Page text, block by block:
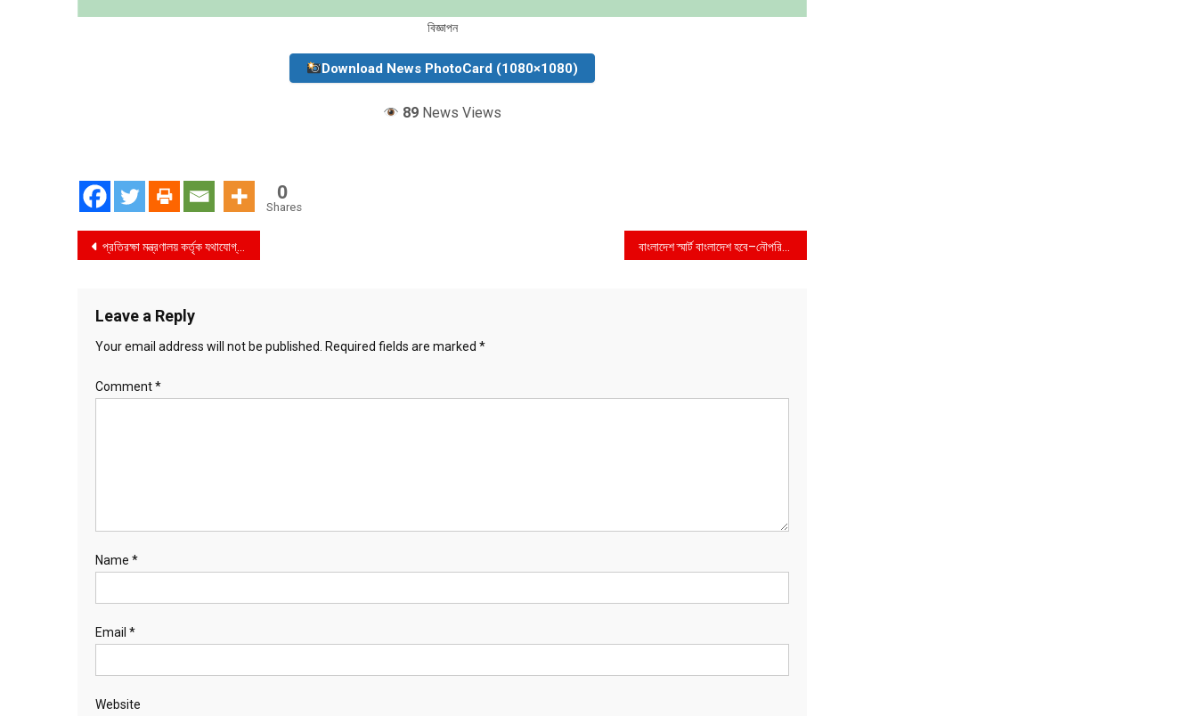
বিজ্ঞাপন
Download News PhotoCard (1080×1080)
89 News Views
0
Shares
Post
প্রতিরক্ষা মন্ত্রণালয় কর্তৃক যথাযোগ্য মর্যাদায় মহান বিজয় দিবস ২০২২ উদযাপন বাংলাদেশ স্মার্ট বাংলাদেশ হবে–নৌপরিবহন প্রতিমন্ত্রী
Leave a Reply
Your email address will not be published. Required fields are marked *
Comment*
Name *
Email *
Website